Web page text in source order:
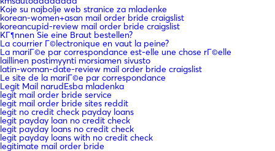
Koje su najbolje web stranice za mladenke
korean-women+asan mail order bride craigslist
koreancupid-review mail order bride craigslist
KГ¶nnen Sie eine Braut bestellen?
La courrier Г©lectronique en vaut la peine?
La mariГ©e par correspondance est-elle une chose rГ©elle
laillinen postimyynti morsiamen sivusto
latin-woman-date-review mail order bride craigslist
Le site de la mariГ©e par correspondance
Legit Mail narudЕѕba mladenka
legit mail order bride service
legit mail order bride sites reddit
legit no credit check payday loans
legit payday loan no credit check
legit payday loans no credit check
legit payday loans with no credit check
legitimate mail order bride